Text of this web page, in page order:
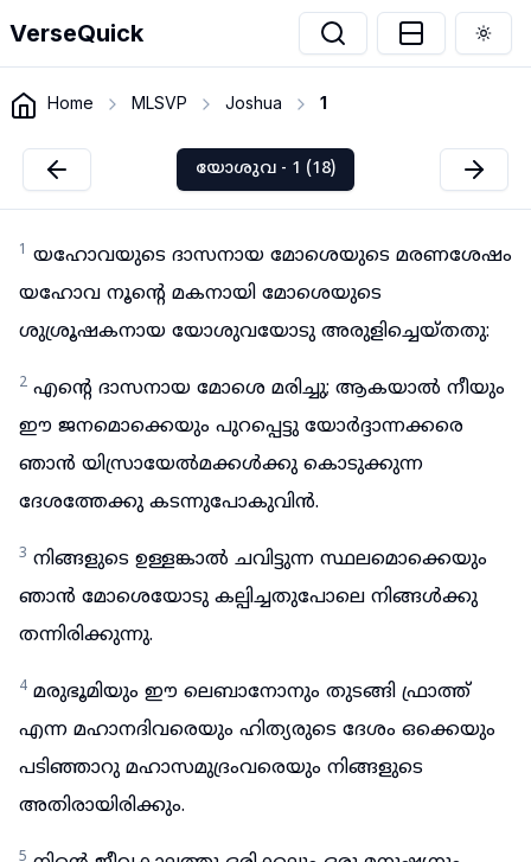
VerseQuick
Home MLSVP Joshua 1
യോശുവ - 1 (18)
1 യഹോവയുടെ ദാസനായ മോശെയുടെ മരണശേഷം
യഹോവ നൂന്റെ മകനായി മോശെയുടെ
ശുശ്രൂഷകനായ യോശുവയോടു അരുളിച്ചെയ്തതു:
2 എന്റെ ദാസനായ മോശെ മരിച്ചു; ആകയാൽ നീയും
ഈ ജനമൊക്കെയും പുറപ്പെട്ടു യോർദ്ദാന്നക്കരെ
ഞാൻ യിസ്രായേൽമക്കൾക്കു കൊടുക്കുന്ന
ദേശത്തേക്കു കടന്നുപോകുവിൻ.
3 നിങ്ങളുടെ ഉള്ളങ്കാൽ ചവിട്ടുന്ന സ്ഥലമൊക്കെയും
ഞാൻ മോശെയോടു കല്പിച്ചതുപോലെ നിങ്ങൾക്കു
തന്നിരിക്കുന്നു.
4 മരുഭൂമിയും ഈ ലെബാനോനും തുടങ്ങി ഫ്രാത്ത്
എന്ന മഹാനദിവരെയും ഹിത്യരുടെ ദേശം ഒക്കെയും
പടിഞ്ഞാറു മഹാസമുദ്രംവരെയും നിങ്ങളുടെ
അതിരായിരിക്കും.
5